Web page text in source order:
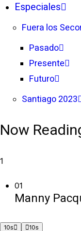
Especiales
Fuera los
Pasado
Presente
Futuro
Santiago 2023
Now
1
01
Manny
10s 10s